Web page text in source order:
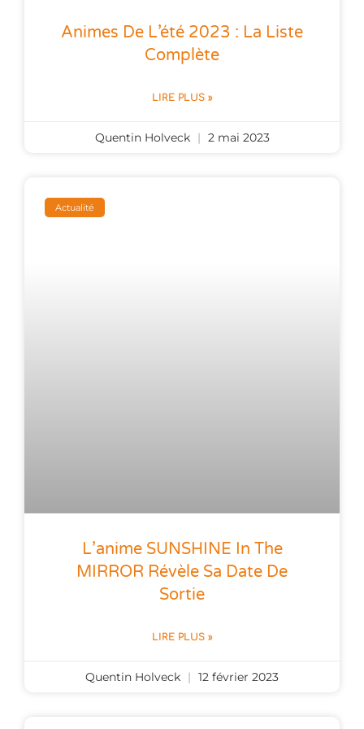
Animes De L’été 2023 : La Liste
Complète
LIRE PLUS »
Quentin Holveck 2 mai 2023
Actualité
L’anime SUNSHINE In The
MIRROR Révèle Sa Date De
Sortie
LIRE PLUS »
Quentin Holveck 12 février 2023